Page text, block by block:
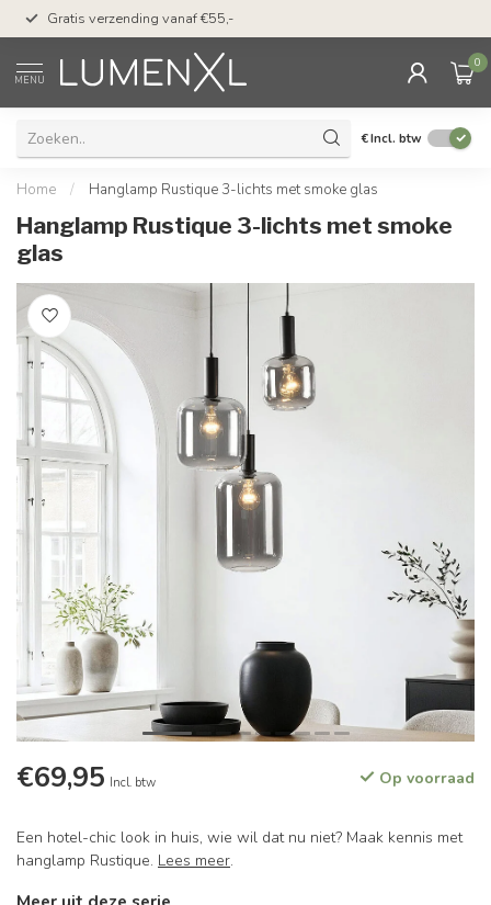
Gratis verzending vanaf €55,-
MENU
0
€Incl. btw
Home / Hanglamp Rustique 3-lichts met smoke glas
Hanglamp Rustique 3-lichts met smoke
glas
€69,95 Incl. btw Op voorraad
Een hotel-chic look in huis, wie wil dat nu niet? Maak kennis met
hanglamp Rustique. Lees meer.